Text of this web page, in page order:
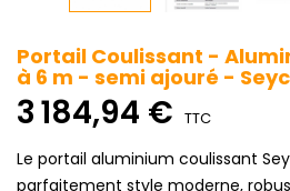
Portail Coulissant -
à 6 m - semi ajouré -
3 184,94 € TTC
Le portail aluminium coulissant
parfaitement style moderne,